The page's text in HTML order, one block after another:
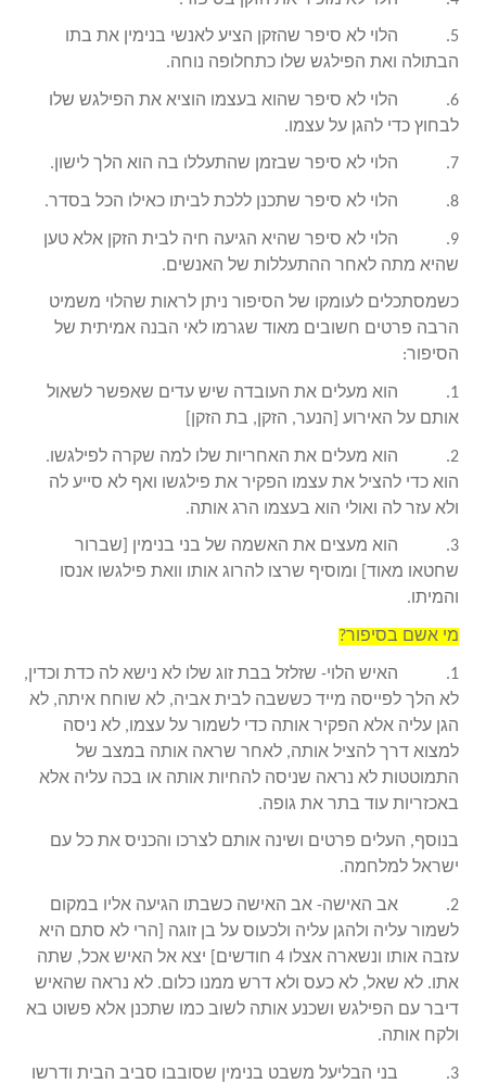
5. הלוי לא סיפר שהזקן הציע לאנשי בנימין את בתו
הבתולה ואת הפילגש שלו כתחלופה נוחה.
6. הלוי לא סיפר שהוא בעצמו הוציא את הפילגש שלו
לבחוץ כדי להגן על עצמו.
7. הלוי לא סיפר שבזמן שהתעללו בה הוא הלך לישון.
8. הלוי לא סיפר שתכנן ללכת לביתו כאילו הכל בסדר.
9. הלוי לא סיפר שהיא הגיעה חיה לבית הזקן אלא טען
שהיא מתה לאחר ההתעללות של האנשים.
כשמסתכלים לעומקו של הסיפור ניתן לראות שהלוי משמיט
הרבה פרטים חשובים מאוד שגרמו לאי הבנה אמיתית של
הסיפור:
1. הוא מעלים את העובדה שיש עדים שאפשר לשאול
אותם על האירוע [הנער, הזקן, בת הזקן]
2. הוא מעלים את האחריות שלו למה שקרה לפילגשו.
הוא כדי להציל את עצמו הפקיר את פילגשו ואף לא סייע לה
ולא עזר לה ואולי הוא בעצמו הרג אותה.
3. הוא מעצים את האשמה של בני בנימין [שברור
שחטאו מאוד] ומוסיף שרצו להרוג אותו וואת פילגשו אנסו
והמיתו.
מי אשם בסיפור?
1. האיש הלוי- שזלזל בבת זוג שלו לא נישא לה כדת וכדין,
לא הלך לפייסה מייד כששבה לבית אביה, לא שוחח איתה, לא
הגן עליה אלא הפקיר אותה כדי לשמור על עצמו, לא ניסה
למצוא דרך להציל אותה, לאחר שראה אותה במצב של
התמוטטות לא נראה שניסה להחיות אותה או בכה עליה אלא
באכזריות עוד בתר את גופה.
בנוסף, העלים פרטים ושינה אותם לצרכו והכניס את כל עם
ישראל למלחמה.
2. אב האישה- אב האישה כשבתו הגיעה אליו במקום
לשמור עליה ולהגן עליה ולכעוס על בן זוגה [הרי לא סתם היא
עזבה אותו ונשארה אצלו 4 חודשים] יצא אל האיש אכל, שתה
אתו. לא שאל, לא כעס ולא דרש ממנו כלום. לא נראה שהאיש
דיבר עם הפילגש ושכנע אותה לשוב כמו שתכנן אלא פשוט בא
ולקח אותה.
3. בני הבליעל משבט בנימין שסובבו סביב הבית ודרשו